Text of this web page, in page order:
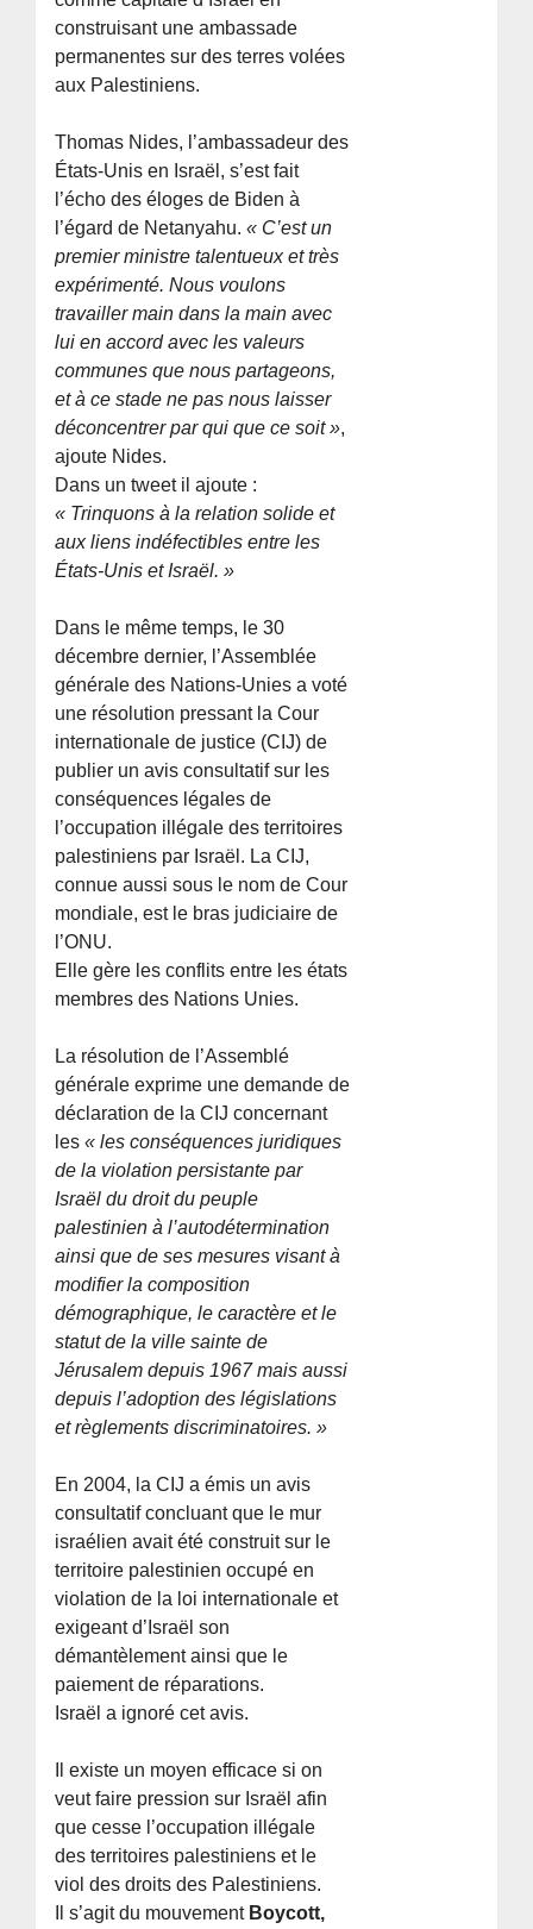
construisant une ambassade
permanentes sur des terres volées
aux Palestiniens.
Thomas Nides, l’ambassadeur des
États-Unis en Israël, s’est fait
l’écho des éloges de Biden à
l’égard de Netanyahu.« C’est un
premier ministre talentueux et très
expérimenté. Nous voulons
travailler main dans la main avec
lui en accord avec les valeurs
communes que nous partageons,
et à ce stade ne pas nous laisser
déconcentrer par qui que ce soit »,
ajoute Nides.
Dans un tweet il ajoute :
« Trinquons à la relation solide et
aux liens indéfectibles entre les
États-Unis et Israël. »
Dans le même temps, le 30
décembre dernier, l’Assemblée
générale des Nations-Unies a voté
une résolution pressant la Cour
internationale de justice (CIJ) de
publier un avis consultatif sur les
conséquences légales de
l’occupation illégale des territoires
palestiniens par Israël. La CIJ,
connue aussi sous le nom de Cour
mondiale, est le bras judiciaire de
l’ONU.
Elle gère les conflits entre les états
membres des Nations Unies.
La résolution de l’Assemblé
générale exprime une demande de
déclaration de la CIJ concernant
les« les conséquences juridiques
de la violation persistante par
Israël du droit du peuple
palestinien à l’autodétermination
ainsi que de ses mesures visant à
modifier la composition
démographique, le caractère et le
statut de la ville sainte de
Jérusalem depuis 1967 mais aussi
depuis l’adoption des législations
et règlements discriminatoires. »
En 2004, la CIJ a émis un avis
consultatif concluant que le mur
israélien avait été construit sur le
territoire palestinien occupé en
violation de la loi internationale et
exigeant d’Israël son
démantèlement ainsi que le
paiement de réparations.
Israël a ignoré cet avis.
Il existe un moyen efficace si on
veut faire pression sur Israël afin
que cesse l’occupation illégale
des territoires palestiniens et le
viol des droits des Palestiniens.
Il s’agit du mouvement Boycott,